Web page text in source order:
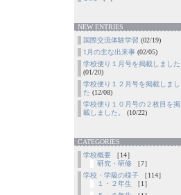
NEW ENTRIES
国際交流体験学習 (02/19)
1月の主な出来事 (02/05)
学校便り１月号を掲載しました
(01/20)
学校便り１２月号を掲載しまし
た (12/08)
学校便り１０月号の２枚目を掲
載しました。
(10/22)
CATEGORIES
学校概要 ［14］
研究・研修 ［7］
学校・学級の様子 ［114］
１・２年生 ［1］